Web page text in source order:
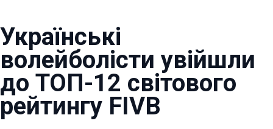
Українські
волейболісти увійшли
до ТОП-12 світового
рейтингу FIVB